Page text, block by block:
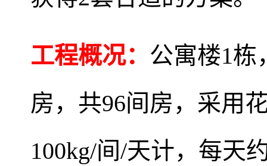
工程概况： 公寓楼1栋
房，共96间房，采用
100kg/间/天计，每天